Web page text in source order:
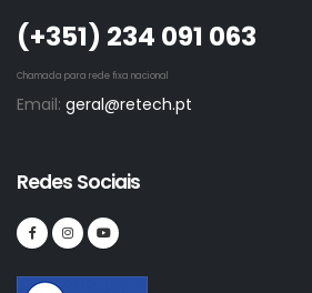
(+351)­ 234 091 063
Chamada para rede fixa nacional
Email: geral@retech.pt
Redes Sociais